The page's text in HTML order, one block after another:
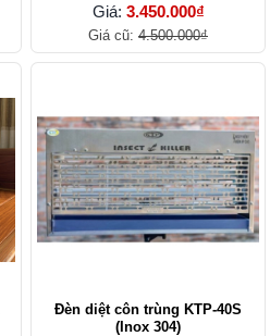
Giá: 3.450.000₫
Giá cũ: 4.500.000₫
Đèn diệt côn trùng KTP-40S
(Inox 304)